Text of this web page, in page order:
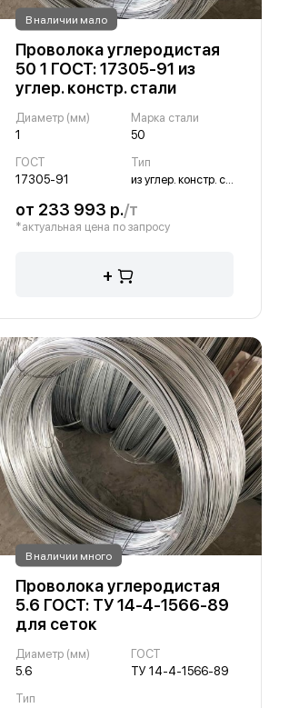
В наличии мало
Проволока углеродистая
50 1 ГОСТ: 17305-91 из
углер. констр. стали
Диаметр (мм)
1
Марка стали
50
ГОСТ
17305-91
Тип
из углер. констр. стали
от 233 993 р./т
*актуальная цена по запросу
+
В наличии много
Проволока углеродистая
5.6 ГОСТ: ТУ 14-4-1566-89
для сеток
Диаметр (мм)
5.6
ГОСТ
ТУ 14-4-1566-89
Тип